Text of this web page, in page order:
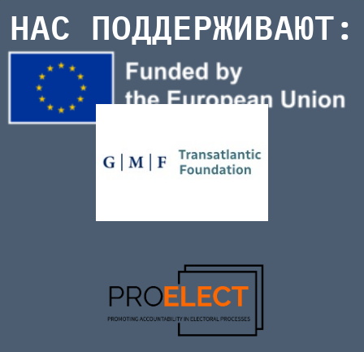
НАС ПОДДЕРЖИВАЮТ: